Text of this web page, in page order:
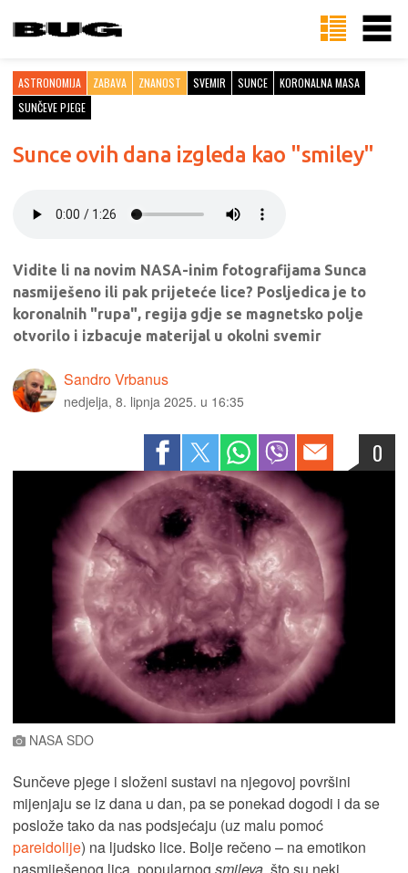
ASTRONOMIJA ZABAVA ZNANOST SVEMIR SUNCE
KORONALNA MASA
SUNČEVE PJEGE
Sunce ovih dana izgleda kao "smiley"
Vidite li na novim NASA-inim fotografijama Sunca
nasmiješeno ili pak prijeteće lice? Posljedica je to
koronalnih "rupa", regija gdje se magnetsko polje
otvorilo i izbacuje materijal u okolni svemir
Sandro Vrbanus
nedjelja, 8. lipnja 2025. u 16:35
0
NASA SDO
Sunčeve pjege i složeni sustavi na njegovoj površini
mijenjaju se iz dana u dan, pa se ponekad dogodi i da se
poslože tako da nas podsjećaju (uz malu pomoć
pareidolije) na ljudsko lice. Bolje rečeno – na emotikon
nasmiješenog lica, popularnog smileya, što su neki